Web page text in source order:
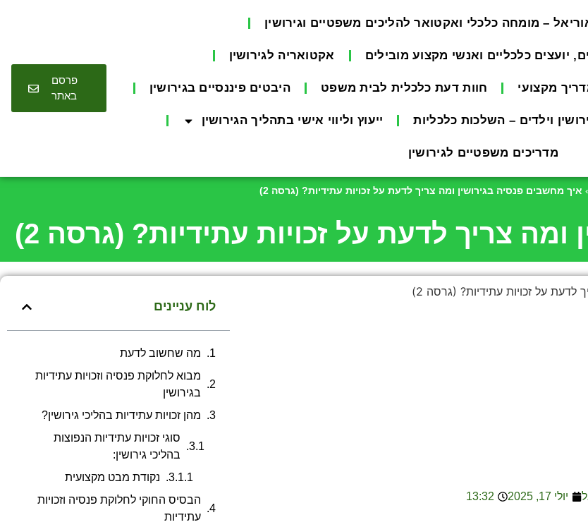
אוריאל – מומחה כלכלי ואקטואר להליכים משפטיים וגירושין
יועצים כלכליים ואנשי מקצוע מובילים אקטואריה לגירושין
מקצועי חוות דעת כלכלית לבית משפט היבטים פיננסיים בגירושין
וילדים – השלכות כלכליות ייעוץ וליווי אישי בתהליך הגירושין
מדריכים משפטיים לגירושין
פרסם
באתר
איך מחשבים פנסיה בגירושין ומה צריך לדעת על זכויות עתידיות? (גרסה 2)
צריך לדעת על זכויות עתידיות? (גרסה 2)
יולי 17, 2025 13:32
לוח עניינים
מה שחשוב לדעת
מבוא לחלוקת פנסיה וזכויות עתידיות
בגירושין
מהן זכויות עתידיות בהליכי גירושין?
סוגי זכויות עתידיות הנפוצות
בהליכי גירושין:
נקודת מבט מקצועית
הבסיס החוקי לחלוקת פנסיה וזכויות
עתידיות